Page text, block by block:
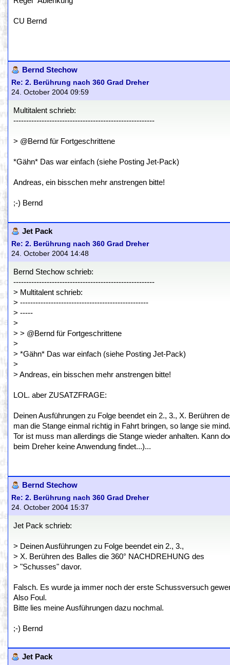
CU Bernd
Bernd Stechow
Re: 2. Berührung nach 360 Grad Dreher
24. October 2004 09:59
Multitalent schrieb:
-------------------------------------------------------
> @Bernd für Fortgeschrittene
*Gähn* Das war einfach (siehe Posting Jet-Pack)
Andreas, ein bisschen mehr anstrengen bitte!
;-) Bernd
Jet Pack
Re: 2. Berührung nach 360 Grad Dreher
24. October 2004 14:48
Bernd Stechow schrieb:
-------------------------------------------------------
> Multitalent schrieb:
> --------------------------------------------------
> -----
>
> > @Bernd für Fortgeschrittene
>
> *Gähn* Das war einfach (siehe Posting Jet-Pack)
>
> Andreas, ein bisschen mehr anstrengen bitte!
LOL. aber ZUSATZFRAGE:
Deinen Ausführungen zu Folge beendet ein 2., 3., X. Berühren
man die Stange einmal richtig in Fahrt bringen, so lange sie
Tor ist muss man allerdings die Stange wieder anhalten. Kann
beim Dreher keine Anwendung findet...)...
Bernd Stechow
Re: 2. Berührung nach 360 Grad Dreher
24. October 2004 15:37
Jet Pack schrieb:
> Deinen Ausführungen zu Folge beendet ein 2., 3.,
> X. Berühren des Balles die 360° NACHDREHUNG des
> "Schusses" davor.
Falsch. Es wurde ja immer noch der erste Schussversuch
Also Foul.
Bitte lies meine Ausführungen dazu nochmal.
;-) Bernd
Jet Pack